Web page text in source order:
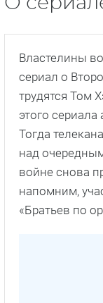
Властелины
сериал о
трудятся Том
этого
Тогда
над
войне снова
напомним,
«Братьев по